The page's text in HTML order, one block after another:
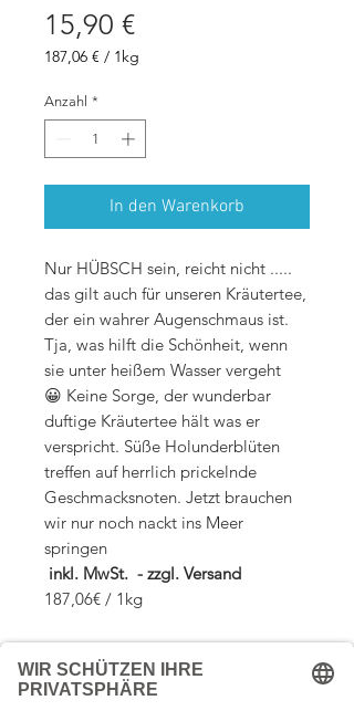
15,90 €Preis
187,06 € / 1kg
pro
1
Kilogramm
Anzahl *
In den Warenkorb
Nur HÜBSCH sein, reicht nicht .....
das gilt auch für unseren Kräutertee,
der ein wahrer Augenschmaus ist.
Tja, was hilft die Schönheit, wenn
sie unter heißem Wasser vergeht
😀 Keine Sorge, der wunderbar
duftige Kräutertee hält was er
verspricht. Süße Holunderblüten
treffen auf herrlich prickelnde
Geschmacksnoten. Jetzt brauchen
wir nur noch nackt ins Meer
springen
inkl. MwSt. - zzgl. Versand
187,06€ / 1kg
Zutaten: